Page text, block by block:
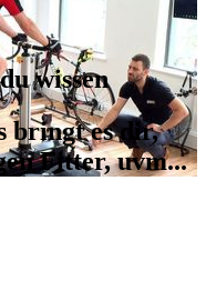
wissen
bringt es dir,
Fitter, uvm...